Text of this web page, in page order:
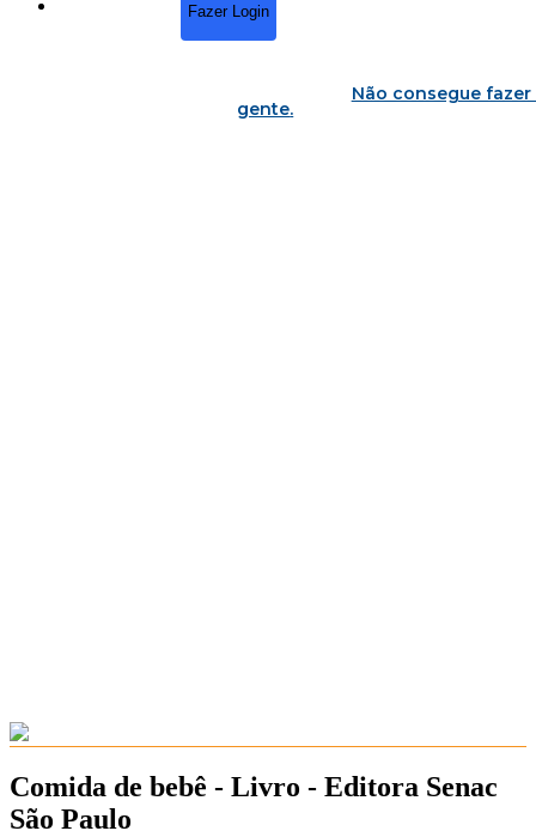
Fazer Login
Não consegue
gente.
Comida de bebê - Livro - Editora Senac
São Paulo